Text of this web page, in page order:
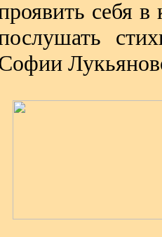
себя в